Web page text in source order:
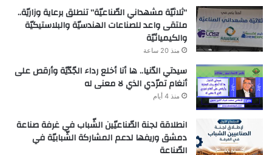
“ثلاثيّة مشهداني الصّناعيّة” تنطلق برعاية وزاريّة..
ملتقى واعد للصناعات الهندسيّة والبلاستيكيّة
والكيميائيّة
منذ 20 ساعة
سيدتي الدّنيا.. ها أنا أخلع رداء الجّدّيّة وأرقص على
أنغام تمرّدي الذي لا معنى له
منذ 4 أيام
انطلاقة لجنة الصّناعيّين الشّباب في غرفة صناعة
دمشق وريفها لدعم المشاركة الشّبابيّة في
الصّناعة